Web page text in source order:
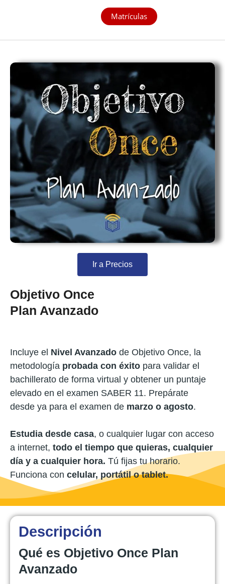
Matrículas
Ir a Precios
Objetivo Once
Plan Avanzado
Incluye el Nivel Avanzado de Objetivo Once, la
metodología probada con éxito para validar el
bachillerato de forma virtual y obtener un puntaje
elevado en el examen SABER 11. Prepárate
desde ya para el examen de marzo o agosto.
Estudia desde casa, o cualquier lugar con acceso
a internet, todo el tiempo que quieras, cualquier
día y a cualquier hora. Tú fijas tu horario.
Funciona con celular, portátil o tablet.
Descripción
Qué es Objetivo Once Plan
Avanzado